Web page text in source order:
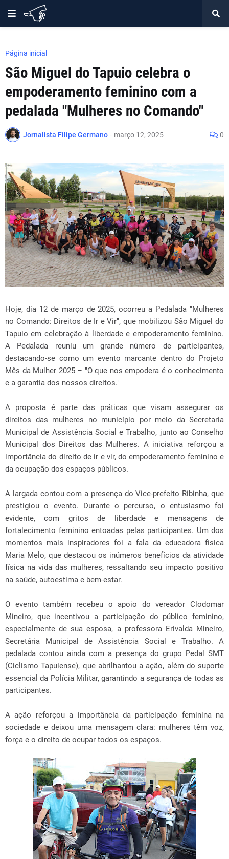
Página inicial
São Miguel do Tapuio celebra o
empoderamento feminino com a
pedalada "Mulheres no Comando"
Jornalista Filipe Germano - março 12, 2025 0
Hoje, dia 12 de março de 2025, ocorreu a Pedalada "Mulheres
no Comando: Direitos de Ir e Vir", que mobilizou São Miguel do
Tapuio em celebração à liberdade e empoderamento feminino.
A Pedalada reuniu um grande número de participantes,
destacando-se como um evento marcante dentro do Projeto
Mês da Mulher 2025 – "O que nos empodera é o conhecimento
e a garantia dos nossos direitos."
A proposta é parte das práticas que visam assegurar os
direitos das mulheres no município por meio da Secretaria
Municipal de Assistência Social e Trabalho, junto ao Conselho
Municipal dos Direitos das Mulheres. A iniciativa reforçou a
importância do direito de ir e vir, do empoderamento feminino e
da ocupação dos espaços públicos.
A largada contou com a presença do Vice-prefeito Ribinha, que
prestigiou o evento. Durante o percurso, o entusiasmo foi
evidente, com gritos de liberdade e mensagens de
fortalecimento feminino entoadas pelas participantes. Um dos
momentos mais inspiradores foi a fala da educadora física
Maria Melo, que destacou os inúmeros benefícios da atividade
física na vida das mulheres, ressaltando seu impacto positivo
na saúde, autoestima e bem-estar.
O evento também recebeu o apoio do vereador Clodomar
Mineiro, que incentivou a participação do público feminino,
especialmente de sua esposa, a professora Erivalda Mineiro,
Secretária Municipal de Assistência Social e Trabalho. A
pedalada contou ainda com a presença do grupo Pedal SMT
(Ciclismo Tapuiense), que abrilhantou a ação, além do suporte
essencial da Polícia Militar, garantindo a segurança de todas as
participantes.
A ação reforçou a importância da participação feminina na
sociedade e deixou uma mensagem clara: mulheres têm voz,
força e o direito de ocupar todos os espaços.